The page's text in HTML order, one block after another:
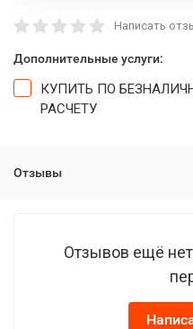
Написать
Дополнительные услуги:
КУПИТЬ ПО
РАСЧЕТУ
Отзывы
Отзывов ещё